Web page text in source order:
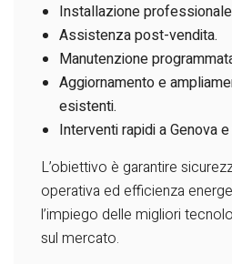
Installazione
Assistenza post-vendita.
Manutenzione
Aggiornamento e
esistenti.
Interventi rapidi a Genova
L’obiettivo è garantire
operativa ed efficienza
l’impiego delle migliori
sul mercato.